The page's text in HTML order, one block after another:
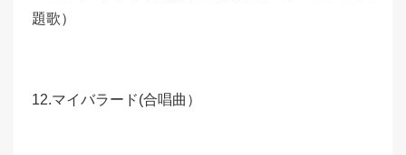
題歌）
12.マイバラード(合唱曲）